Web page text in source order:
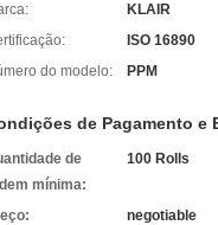
KLAIR
ISO 16890
do modelo:
PPM
de Pagamento e
de
mínima:
100 Rolls
negotiable